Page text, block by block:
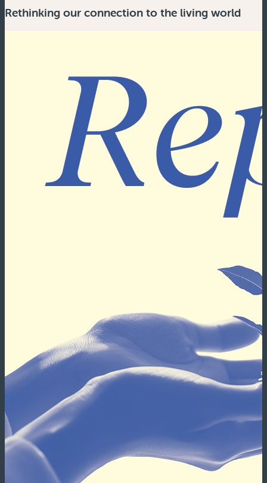
Rethinking our connection to the living world